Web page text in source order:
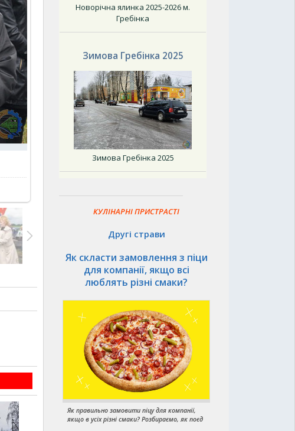
Новорічна ялинка 2025-2026 м.
Гребінка
Зимова Гребінка 2025
Зимова Гребінка 2025
КУЛІНАРНІ ПРИСТРАСТІ
Другі страви
Як скласти замовлення з піци
для компанії, якщо всі
люблять різні смаки?
Як правильно замовити піцу для компанії,
якщо в усіх різні смаки? Розбираємо, як поєд